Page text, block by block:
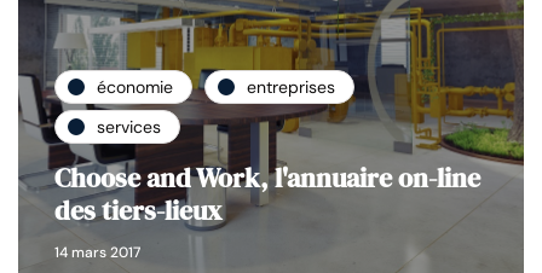
économie
entreprises
services
Choose and Work, l'annuaire on-line
des tiers-lieux
14 mars 2017